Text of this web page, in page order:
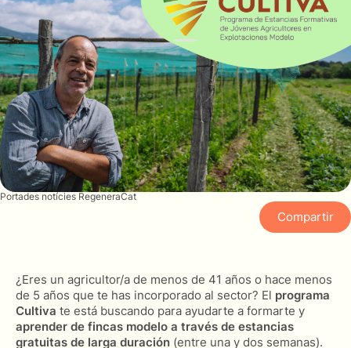
Portades notícies RegeneraCat
Compartir
¿Eres un agricultor/a de menos de 41 años o hace menos
de 5 años que te has incorporado al sector? El programa
Cultiva te está buscando para ayudarte a formarte y
aprender de fincas modelo a través de estancias
gratuitas de larga duración (entre una y dos semanas).